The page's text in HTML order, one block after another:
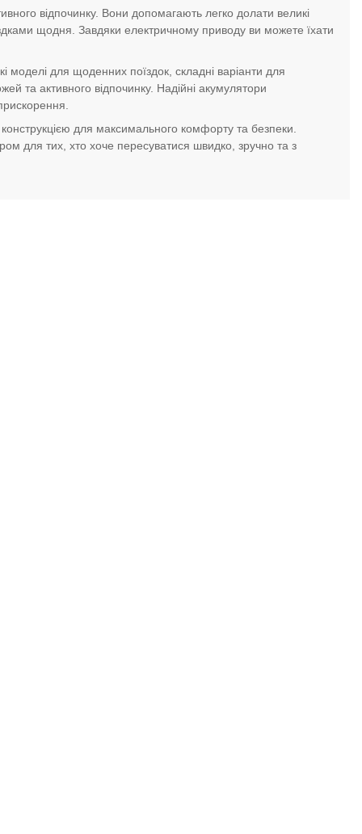
відпочинку. Вони допомагають легко долати великі
щодня. Завдяки електричному приводу ви можете їхати
моделі для щоденних поїздок, складні варіанти для
та активного відпочинку. Надійні акумулятори
для максимального комфорту та безпеки.
для тих, хто хоче пересуватися швидко, зручно та з